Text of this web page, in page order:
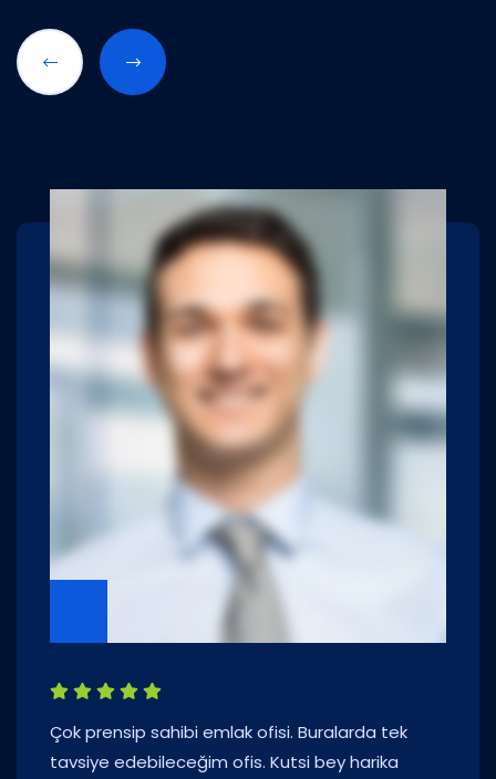
Çok prensip sahibi emlak ofisi. Buralarda tek
tavsiye edebileceğim ofis. Kutsi bey harika